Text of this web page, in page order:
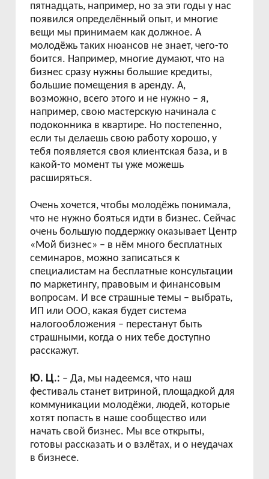
пятнадцать, например, но за эти годы у нас
появился определённый опыт, и многие
вещи мы принимаем как должное. А
молодёжь таких нюансов не знает, чего-то
боится. Например, многие думают, что на
бизнес сразу нужны большие кредиты,
большие помещения в аренду. А,
возможно, всего этого и не нужно – я,
например, свою мастерскую начинала с
подоконника в квартире. Но постепенно,
если ты делаешь свою работу хорошо, у
тебя появляется своя клиентская база, и в
какой-то момент ты уже можешь
расширяться.
Очень хочется, чтобы молодёжь понимала,
что не нужно бояться идти в бизнес. Сейчас
очень большую поддержку оказывает Центр
«Мой бизнес» – в нём много бесплатных
семинаров, можно записаться к
специалистам на бесплатные консультации
по маркетингу, правовым и финансовым
вопросам. И все страшные темы – выбрать,
ИП или ООО, какая будет система
налогообложения – перестанут быть
страшными, когда о них тебе доступно
расскажут.
Ю. Ц.: – Да, мы надеемся, что наш
фестиваль станет витриной, площадкой для
коммуникации молодёжи, людей, которые
хотят попасть в наше сообщество или
начать свой бизнес. Мы все открыты,
готовы рассказать и о взлётах, и о неудачах
в бизнесе.